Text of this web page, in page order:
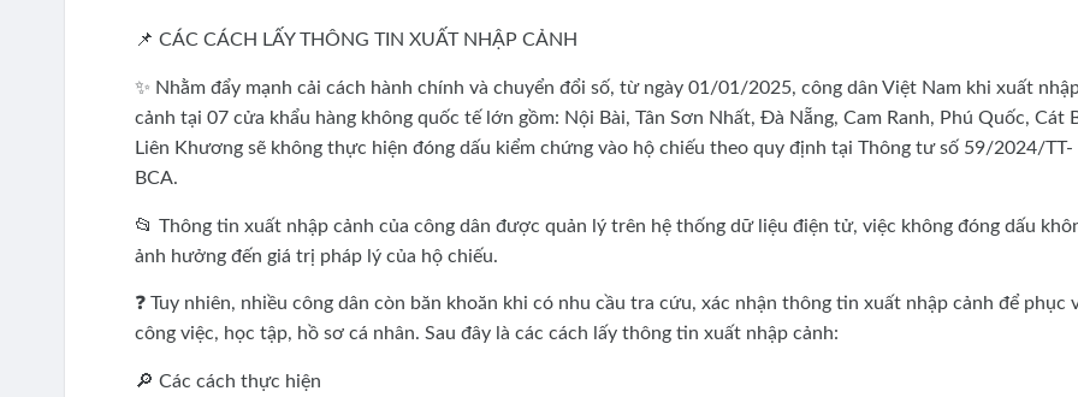
📌 CÁC CÁCH LẤY THÔNG TIN XUẤT NHẬP CẢNH
✨ Nhằm đẩy mạnh cải cách hành chính và chuyển đổi số, từ ngày 01/01/2025, công dân Việt Nam khi xuất
cảnh tại 07 cửa khẩu hàng không quốc tế lớn gồm: Nội Bài, Tân Sơn Nhất, Đà Nẵng, Cam Ranh, Phú Quốc, Cát
Liên Khương sẽ không thực hiện đóng dấu kiểm chứng vào hộ chiếu theo quy định tại Thông tư số 59/2024/TT-
BCA.
📂 Thông tin xuất nhập cảnh của công dân được quản lý trên hệ thống dữ liệu điện tử, việc không đóng dấu
ảnh hưởng đến giá trị pháp lý của hộ chiếu.
❓ Tuy nhiên, nhiều công dân còn băn khoăn khi có nhu cầu tra cứu, xác nhận thông tin xuất nhập cảnh để phục
công việc, học tập, hồ sơ cá nhân. Sau đây là các cách lấy thông tin xuất nhập cảnh:
🔎 Các cách thực hiện